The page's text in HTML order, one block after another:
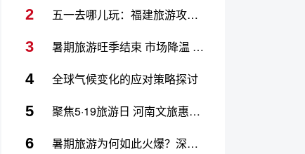
2 五一去哪儿玩：福建旅游攻略合集
3 暑期旅游旺季结束 市场降温 旅行社推秋季新线
4 全球气候变化的应对策略探讨
5 聚焦5·19旅游日 河南文旅惠民与服务双提升
6 暑期旅游为何如此火爆？深度揭秘背后原因！